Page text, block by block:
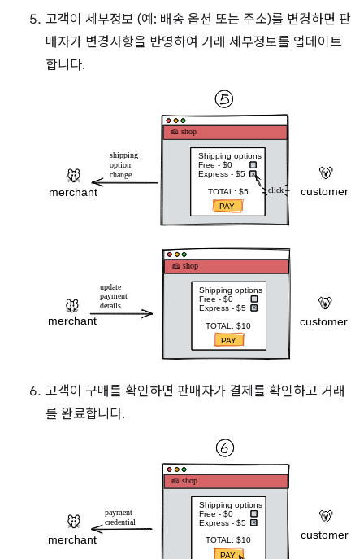
고객이 세부정보 (예: 배송 옵션 또는 주소)를 변경하면 판
매자가 변경사항을 반영하여 거래 세부정보를 업데이트
합니다.
고객이 구매를 확인하면 판매자가 결제를 확인하고 거래
를 완료합니다.